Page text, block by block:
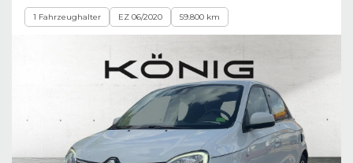
1 Fahrzeughalter EZ 06/2020 59.800 km